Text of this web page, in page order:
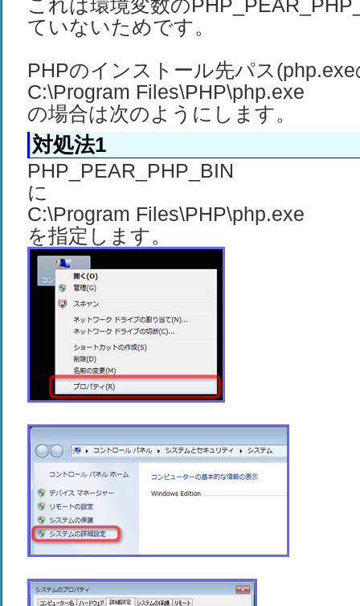
これは環境変数の
ていないためです。
PHPのインストール先パス
C:\Program Files\PHP\php.exe
の場合は次のようにします。
対処法1
PHP_PEAR_PHP_BIN
に
C:\Program Files\PHP\php.exe
を指定します。